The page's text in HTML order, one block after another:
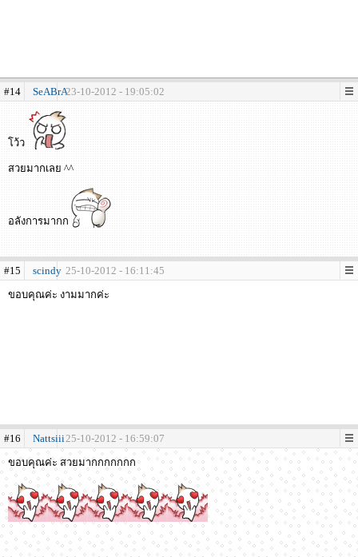
#14 SeABrA23-10-2012 - 19:05:02
โว้ว
สวยมากเลย ^^
อลังการมากก
#15 scindy 25-10-2012 - 16:11:45
ขอบคุณค่ะ งามมากค่ะ
#16 Nattsiii25-10-2012 - 16:59:07
ขอบคุณค่ะ สวยมากกกกกกก